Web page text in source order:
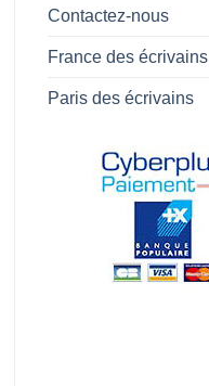
Contactez-nous
France des écrivains
Paris des écrivains